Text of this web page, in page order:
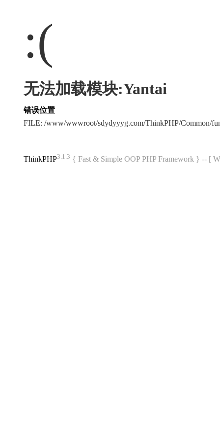
:(
无法加载模块:Yantai
错误位置
FILE: /www/wwwroot/sdydyyyg.com/ThinkPHP/Common/
ThinkPHP3.1.3 { Fast & Simple OOP PHP Framework } -- [